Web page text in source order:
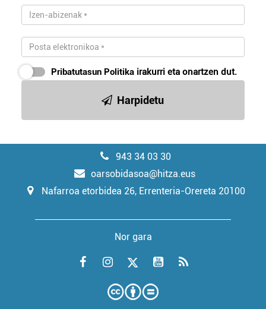
Pribatutasun Politika irakurri eta onartzen dut.
Harpidetu
943 34 03 30
oarsobidasoa@hitza.eus
Nafarroa etorbidea 26, Errenteria-Orereta 20100
Nor gara